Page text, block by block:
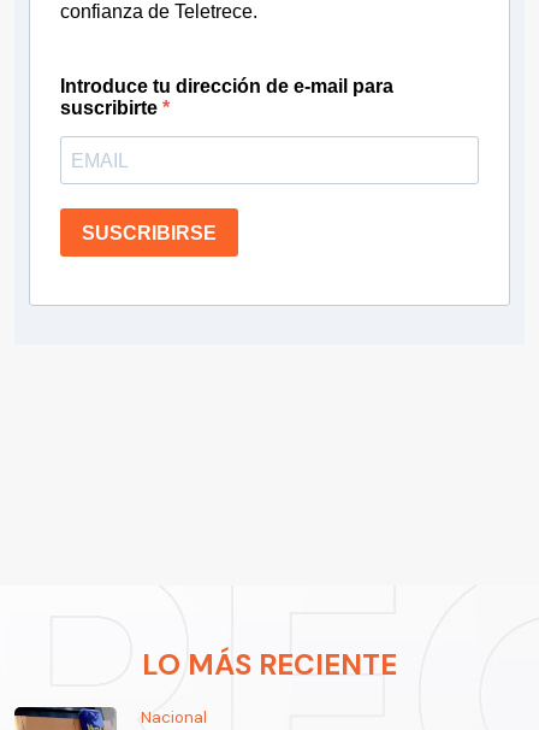
confianza de Teletrece.
Introduce tu dirección de e-mail para
suscribirte
SUSCRIBIRSE
LO MÁS RECIENTE
Nacional